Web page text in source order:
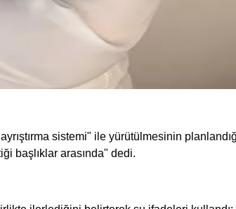
sistemi" ile yürütülmesinin
başlıklar arasında" dedi.